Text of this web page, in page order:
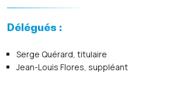
Délégués :
Serge Quérard, titulaire
Jean-Louis Flores, suppléant